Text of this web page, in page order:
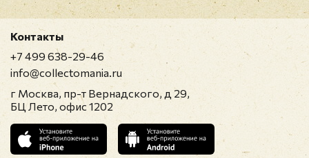
Контакты
+7 499 638-29-46
info@collectomania.ru
г Москва, пр-т Вернадского, д 29,
БЦ Лето, офис 1202